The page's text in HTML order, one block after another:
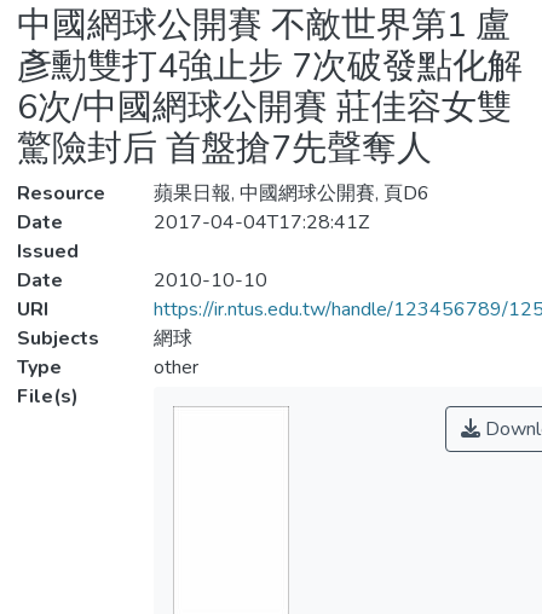
Statistics
中國網球公開賽 不敵世界第1 盧
彥勳雙打4強止步 7次破發點化解
6次/中國網球公開賽 莊佳容女雙
驚險封后 首盤搶7先聲奪人
Resource
蘋果日報, 中國網球公開賽, 頁D6
Date
Issued
2017-04-04T17:28:41Z
Date
2010-10-10
URI
https://ir.ntus.edu.tw/handle/123456789/
Subjects
網球
Type
other
File(s)